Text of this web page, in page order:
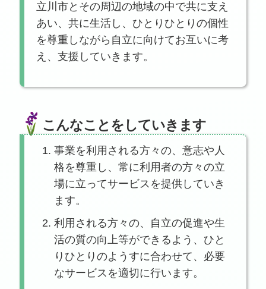
立川市とその周辺の地域の中で共に支え
あい、共に生活し、ひとりひとりの個性
を尊重しながら自立に向けてお互いに考
え、支援していきます。
こんなことをしていきます
事業を利用される方々の、意志や人
格を尊重し、常に利用者の方々の立
場に立ってサービスを提供していき
ます。
利用される方々の、自立の促進や生
活の質の向上等ができるよう、ひと
りひとりのようすに合わせて、必要
なサービスを適切に行います。